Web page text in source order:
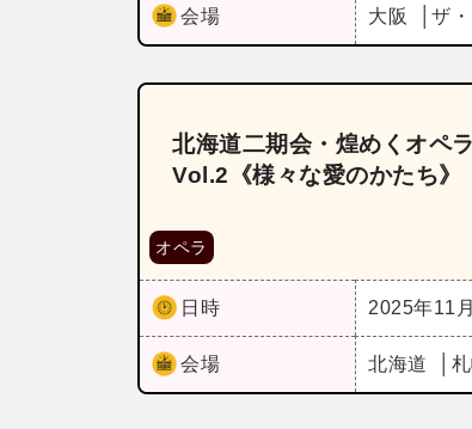
会場 大阪 ザ
北海道二期会・煌めくオ
Vol.2《様々な愛のかたち》
オペラ
日時 2025年11
会場 北海道